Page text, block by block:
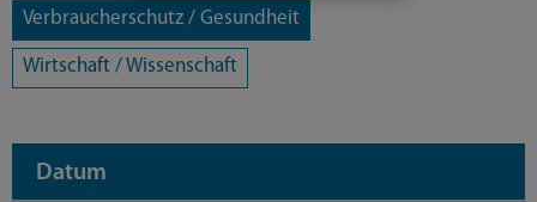
Verbraucherschutz / Gesundheit
Wirtschaft / Wissenschaft
Datum